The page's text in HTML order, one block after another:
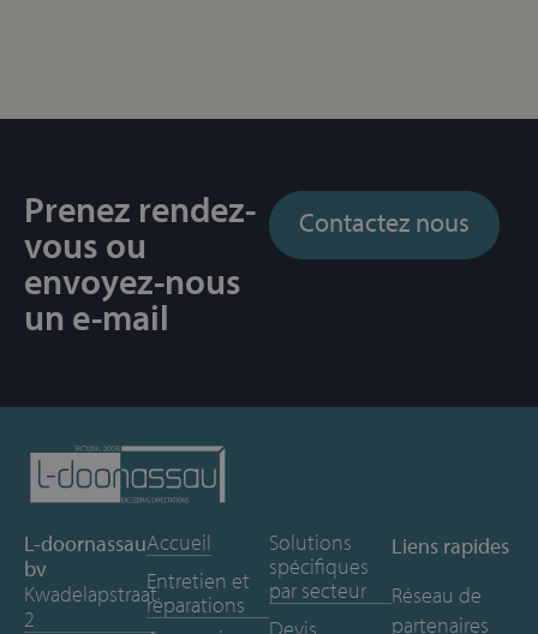
Prenez rendez-
vous ou
envoyez-nous
un e-mail
Contactez nous
L-doornassau
bv
Kwadelapstraat
2
Accueil
Entretien et
réparations
Solutions
spécifiques
par secteur
Devis
Liens rapides
Réseau de
partenaires